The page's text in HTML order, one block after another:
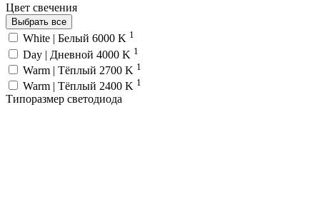
Цвет свечения
Выбрать все
White | Белый 6000 K 1
Day | Дневной 4000 K 1
Warm | Тёплый 2700 K 1
Warm | Тёплый 2400 K 1
Типоразмер светодиода